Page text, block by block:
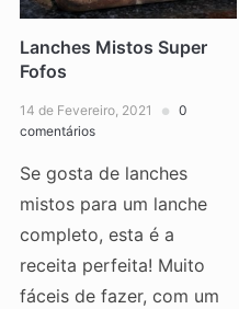
Lanches Mistos Super
Fofos
14 de Fevereiro, 2021
0
comentários
Se gosta de lanches
mistos para um lanche
completo, esta é a
receita perfeita! Muito
fáceis de fazer, com um